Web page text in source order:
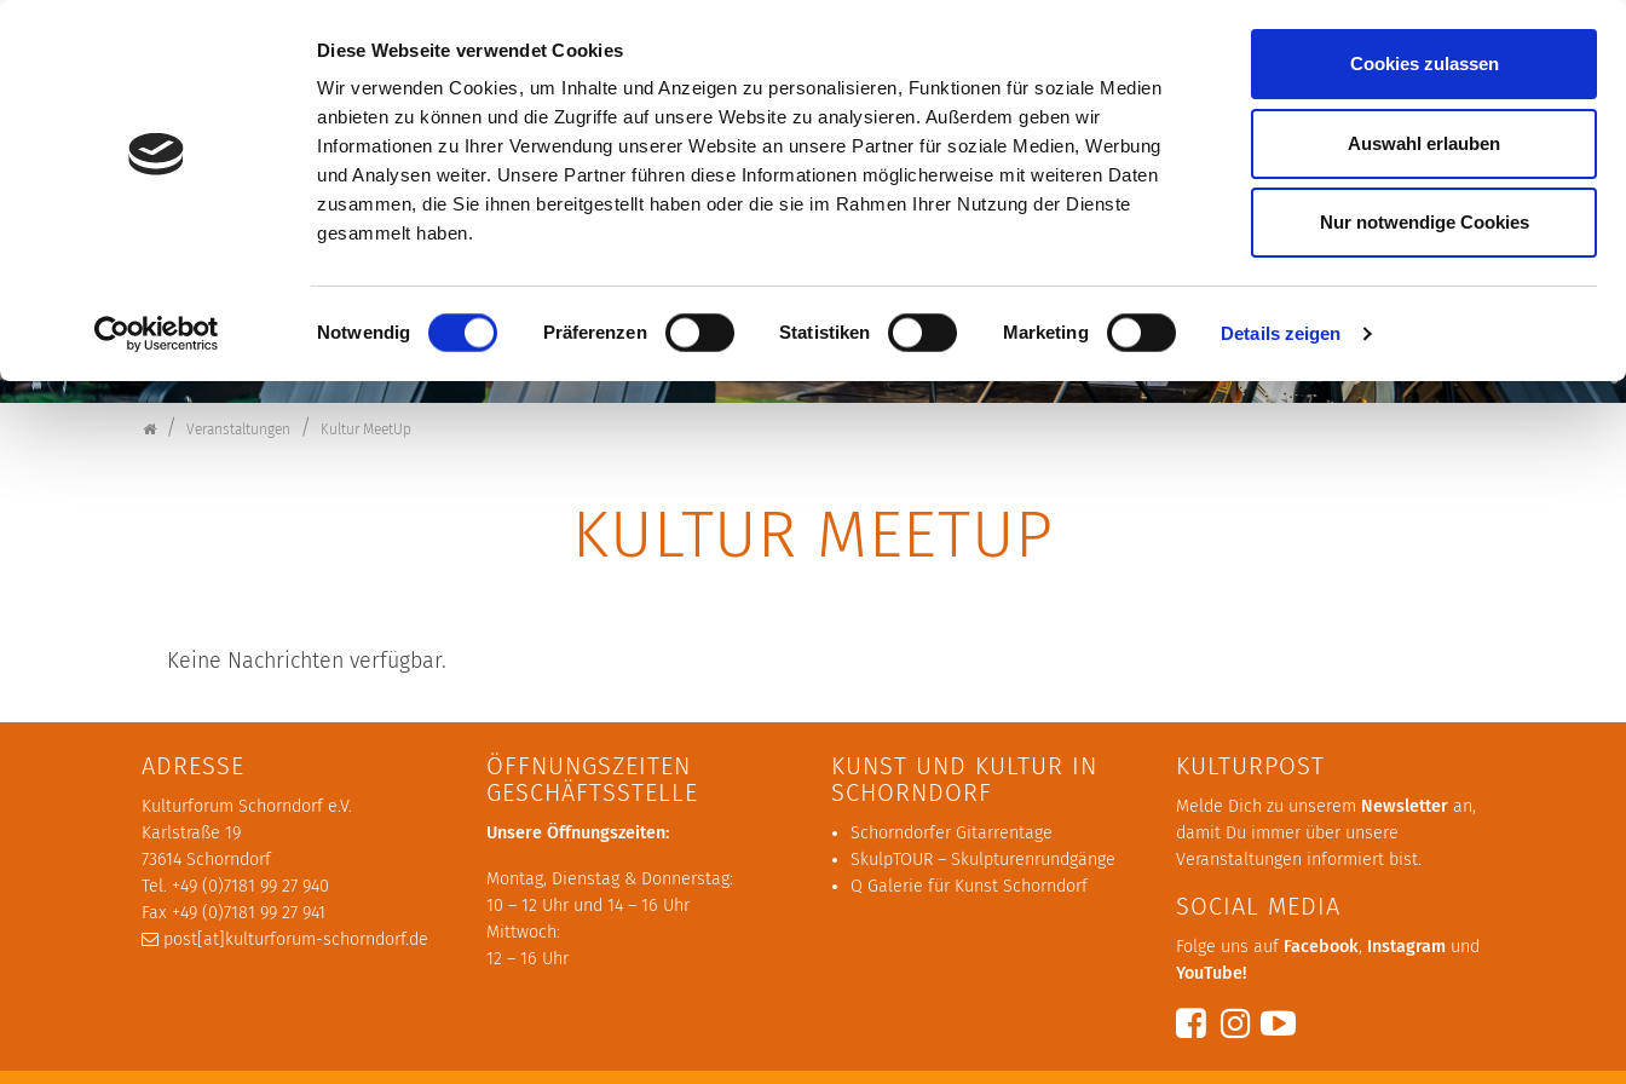
Diese Webseite verwendet Cookies
Wir verwenden Cookies, um Inhalte und Anzeigen zu personalisieren, Funktionen für soziale Medien
anbieten zu können und die Zugriffe auf unsere Website zu analysieren. Außerdem geben wir
Informationen zu Ihrer Verwendung unserer Website an unsere Partner für soziale Medien, Werbung
und Analysen weiter. Unsere Partner führen diese Informationen möglicherweise mit weiteren Daten
zusammen, die Sie ihnen bereitgestellt haben oder die sie im Rahmen Ihrer Nutzung der Dienste
gesammelt haben.
Einwilligungsauswahl
Notwendig Präferenzen Statistiken Marketing Details zeigen
Cookies zulassen
Auswahl erlauben
Nur notwendige Cookies
VERANSTALTUNGEN SKULPTUREN WERKSTATT ÜBER UNS
Kulturforum Schorndorf
Veranstaltungen Kultur MeetUp
KULTUR MEETUP
Keine Nachrichten verfügbar.
ADRESSE
Kulturforum Schorndorf e.V.
Karlstraße 19
73614 Schorndorf
Tel. +49 (0)7181 99 27 940
Fax +49 (0)7181 99 27 941
post[at]kulturforum-schorndorf.de
ÖFFNUNGSZEITEN
GESCHÄFTSSTELLE
Unsere Öffnungszeiten:
Montag, Dienstag & Donnerstag:
10 – 12 Uhr und 14 – 16 Uhr
Mittwoch:
12 – 16 Uhr
KUNST UND KULTUR IN
SCHORNDORF
Schorndorfer Gitarrentage
SkulpTOUR – Skulpturenrundgänge
Q Galerie für Kunst Schorndorf
KULTURPOST
Melde Dich zu unserem Newsletter an,
damit Du immer über unsere
Veranstaltungen informiert bist.
SOCIAL MEDIA
Folge uns auf Facebook, Instagram und
YouTube!